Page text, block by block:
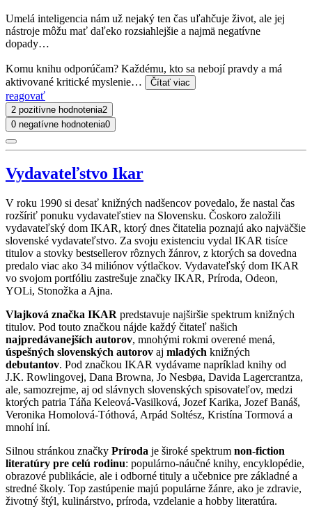
Umelá inteligencia nám už nejaký ten čas uľahčuje život, ale jej
nástroje môžu mať daľeko rozsiahlejšie a najmä negatívne
dopady…
Komu knihu odporúčam? Každému, kto sa nebojí pravdy a má
aktivované kritické myslenie…
Čítať viac
reagovať
2 pozitívne hodnotenia2
0 negatívne hodnotenia0
Vydavateľstvo Ikar
V roku 1990 si desať knižných nadšencov povedalo, že nastal čas
rozšíriť ponuku vydavateľstiev na Slovensku. Čoskoro založili
vydavateľský dom IKAR, ktorý dnes čitatelia poznajú ako najväčšie
slovenské vydavateľstvo. Za svoju existenciu vydal IKAR tisíce
titulov a stovky bestsellerov rôznych žánrov, z ktorých sa dovedna
predalo viac ako 34 miliónov výtlačkov. Vydavateľský dom IKAR
vo svojom portfóliu zastrešuje značky IKAR, Príroda, Odeon,
YOLi, Stonožka a Ajna.
Vlajková značka IKAR predstavuje najširšie spektrum knižných
titulov. Pod touto značkou nájde každý čitateľ našich
najpredávanejších autorov, mnohými rokmi overené mená,
úspešných slovenských autorov aj mladých knižných
debutantov. Pod značkou IKAR vydávame napríklad knihy od
J.K. Rowlingovej, Dana Browna, Jo Nesbøa, Davida Lagercrantza,
ale, samozrejme, aj od slávnych slovenských spisovateľov, medzi
ktorých patria Táňa Keleová-Vasilková, Jozef Karika, Jozef Banáš,
Veronika Homolová-Tóthová, Arpád Soltész, Kristína Tormová a
mnohí iní.
Silnou stránkou značky Príroda je široké spektrum non-fiction
literatúry pre celú rodinu: populárno-náučné knihy, encyklopédie,
obrazové publikácie, ale i odborné tituly a učebnice pre základné a
stredné školy. Top zastúpenie majú populárne žánre, ako je zdravie,
životný štýl, kulinárstvo, príroda, vzdelanie a hobby literatúra.